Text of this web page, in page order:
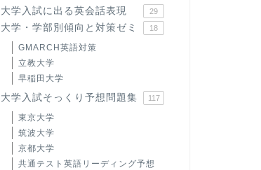
大学入試に出る英会話表現 29
大学・学部別傾向と対策ゼミ 18
GMARCH英語対策
立教大学
早稲田大学
大学入試そっくり予想問題集 117
東京大学
筑波大学
京都大学
共通テスト英語リーディング予想